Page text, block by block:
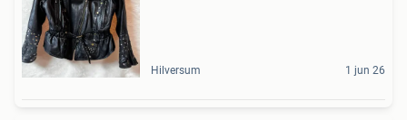
Hilversum 1 jun 26